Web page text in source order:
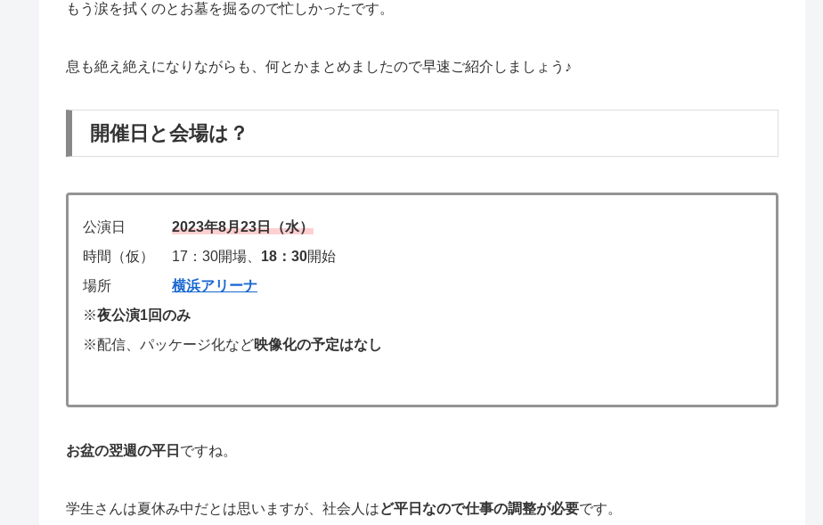
もう涙を拭くのとお墓を掘るので忙しかったです。
息も絶え絶えになりながらも、何とかまとめましたので早速ご紹介しましょう♪
開催日と会場は？
公演日 2023年8月23日（水）
時間（仮） 17：30開場、 18：30開始
場所 横浜アリーナ
※夜公演1回のみ
※配信、パッケージ化など映像化の予定はなし
お盆の翌週の平日 ですね。
学生さんは夏休み中だとは思いますが、社会人はど平日なので仕事の調整が必要です。